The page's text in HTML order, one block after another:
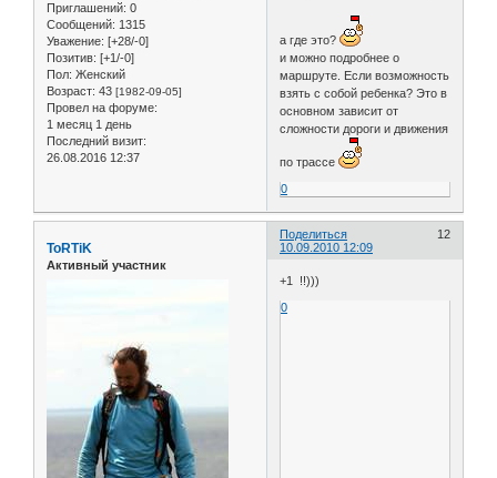
Приглашений: 0
Сообщений: 1315
Уважение: [+28/-0]
Позитив: [+1/-0]
Пол: Женский
Возраст: 43 [1982-09-05]
Провел на форуме:
1 месяц 1 день
Последний визит:
26.08.2016 12:37
а где это?
и можно подробнее о
маршруте. Если возможность
взять с собой ребенка? Это в
основном зависит от
сложности дороги и движения
по трассе
0
Поделиться
12
10.09.2010 12:09
ToRTiK
Активный участник
+1 !!)))
0